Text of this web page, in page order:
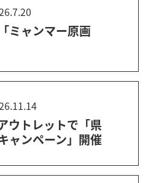
ミャンマー原画
ウトレットで「県
ャンペーン」開催